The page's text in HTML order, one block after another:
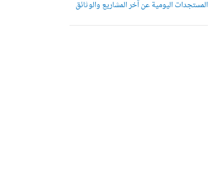
المستجدات اليومية عن آخر المشاريع والوثائق